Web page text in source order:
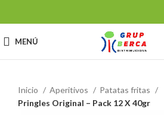
MENÚ
Inicio Aperitivos
Patatas fritas
Pringles Original – Pack 12 X 40gr